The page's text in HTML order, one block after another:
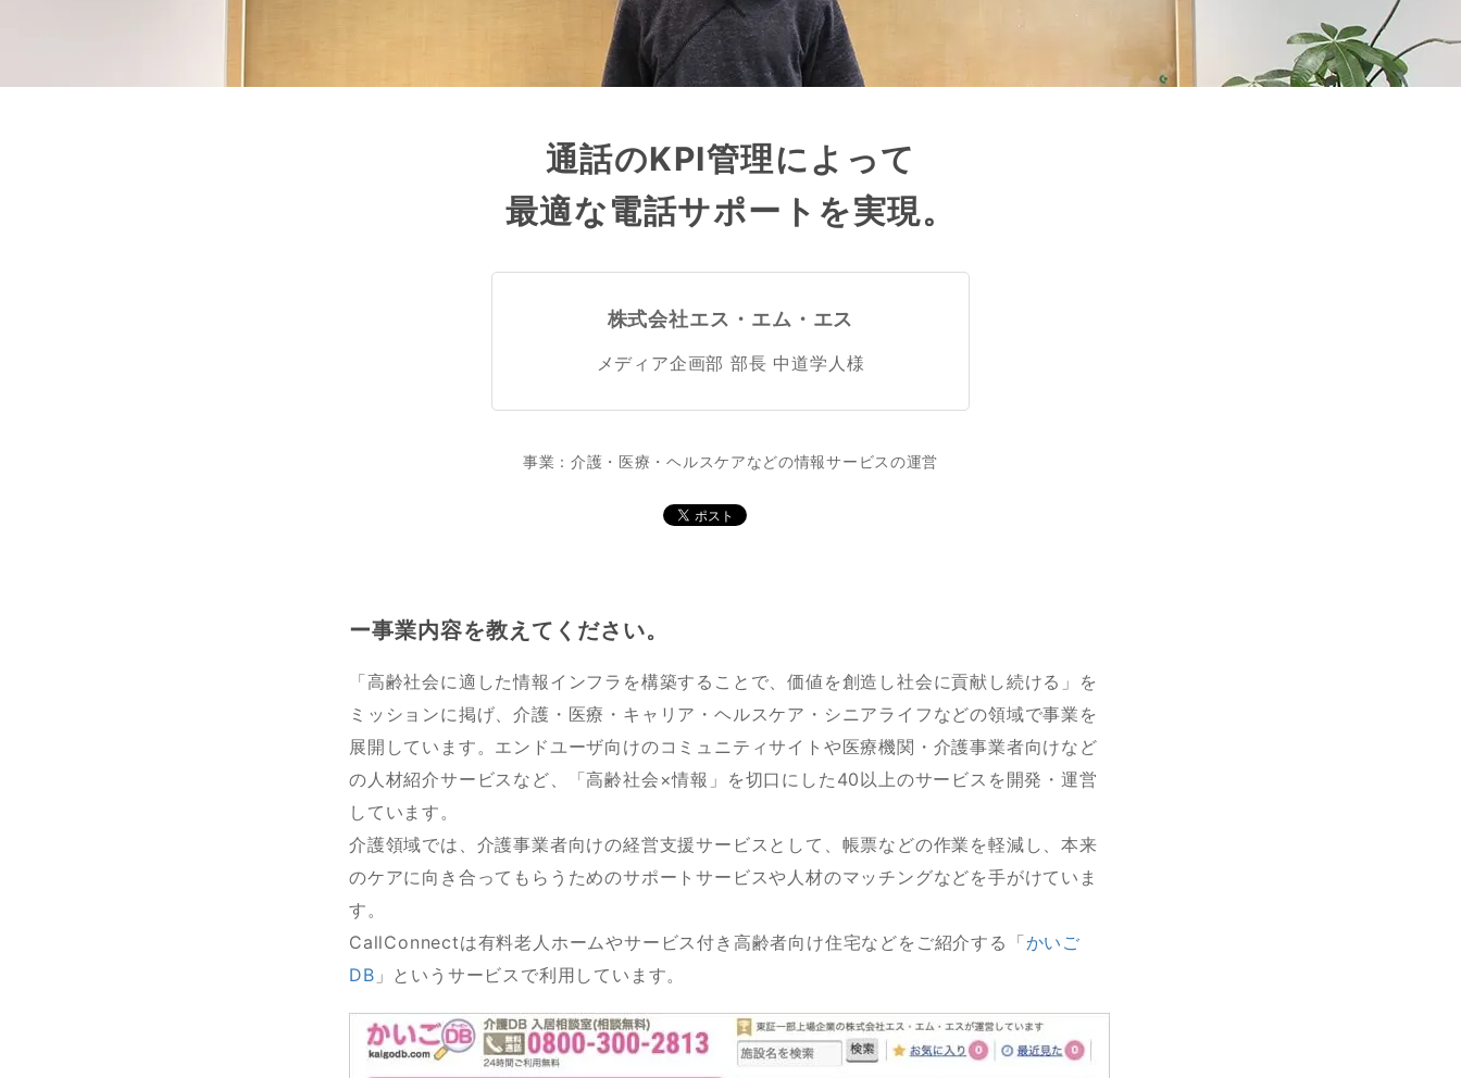
通話のKPI管理によって
最適な電話サポートを実現。
株式会社エス・エム・エス
メディア企画部 部長 中道学人様
事業：介護・医療・ヘルスケアなどの情報サービスの運営
ー事業内容を教えてください。
「高齢社会に適した情報インフラを構築することで、価値を創造し社会に貢献し続ける」を
ミッションに掲げ、介護・医療・キャリア・ヘルスケア・シニアライフなどの領域で事業を
展開しています。エンドユーザ向けのコミュニティサイトや医療機関・介護事業者向けなど
の人材紹介サービスなど、「高齢社会×情報」を切口にした40以上のサービスを開発・運営
しています。
介護領域では、介護事業者向けの経営支援サービスとして、帳票などの作業を軽減し、本来
のケアに向き合ってもらうためのサポートサービスや人材のマッチングなどを手がけていま
す。
CallConnectは有料老人ホームやサービス付き高齢者向け住宅などをご紹介する「かいご
DB 」というサービスで利用しています。